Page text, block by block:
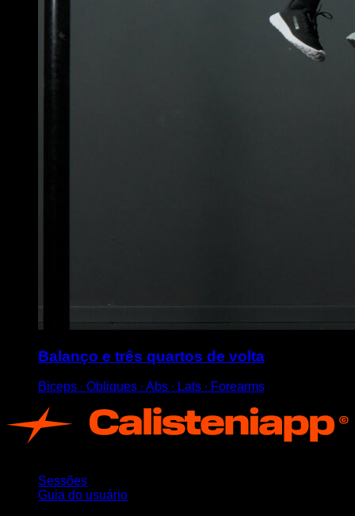
Balanço e três quartos de volta
Biceps ∙ Obliques ∙ Abs ∙ Lats ∙ Forearms
Sessões
Guia do usuário